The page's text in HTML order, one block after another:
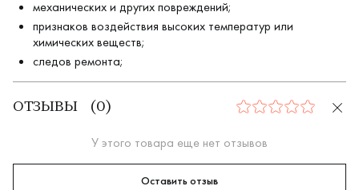
механических и других повреждений;
признаков воздействия высоких температур или
химических веществ;
следов ремонта;
ОТЗЫВЫ ( 0) 0
У этого товара еще нет отзывов
Оставить отзыв